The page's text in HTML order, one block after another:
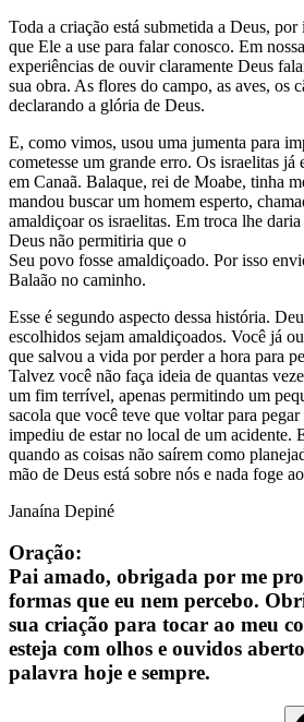
Toda a criação está submetida a Deus, por
que Ele a use para falar conosco. Em
experiências de ouvir claramente Deus
sua obra. As flores do campo, as aves, os
declarando a glória de Deus.
E, como vimos, usou uma jumenta para
cometesse um grande erro. Os israelitas já
em Canaã. Balaque, rei de Moabe, tinha
mandou buscar um homem esperto,
amaldiçoar os israelitas. Em troca lhe
Deus não permitiria que o
Seu povo fosse amaldiçoado. Por isso
Balaão no caminho.
Esse é segundo aspecto dessa história.
escolhidos sejam amaldiçoados. Você já
que salvou a vida por perder a hora para
Talvez você não faça ideia de quantas
um fim terrível, apenas permitindo um
sacola que você teve que voltar para pegar
impediu de estar no local de um acidente.
quando as coisas não saírem como
mão de Deus está sobre nós e nada foge
Janaína Depiné
Oração:
Pai amado, obrigada por me
formas que eu nem percebo.
sua criação para tocar ao meu
esteja com olhos e ouvidos
palavra hoje e sempre.